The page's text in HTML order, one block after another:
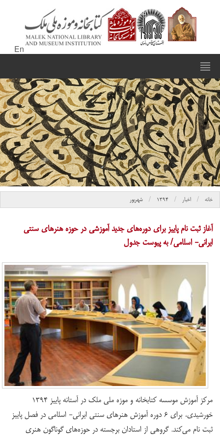
En
خانه اخبار ۱۳۹۴ شهریور
آغاز ثبت نام پاییز برای دوره‌های جدید آموزشی در حوزه هنرهای سنتی
ایرانی- اسلامی/ به پیوست جدول
مرکز آموزش موسسه کتابخانه و موزه ملی ملک در آستانه پاییز ۱۳۹۴
خورشیدی، برای ۶ دوره آموزش هنرهای سنتی ایرانی- اسلامی در فصل پاییز
ثبت نام می‌کند. گروهی از استادان برجسته در حوزه‌های گوناگون هنری